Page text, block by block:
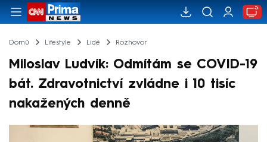
Domů Lifestyle Lidé Rozhovor
Miloslav Ludvík: Odmítám se COVID-19
bát. Zdravotnictví zvládne i 10 tisíc
nakažených denně